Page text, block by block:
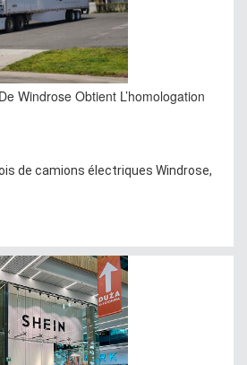
Windrose Obtient L’homologation
de camions électriques Windrose,